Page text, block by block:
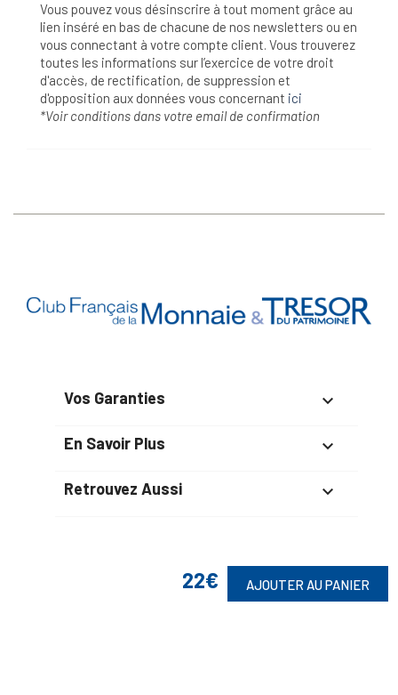
22€ AJOUTER AU PANIER
Vous pouvez vous désinscrire à tout moment grâce au
lien inséré en bas de chacune de nos newsletters ou en
vous connectant à votre compte client. Vous trouverez
toutes les informations sur l’exercice de votre droit
d'accès, de rectification, de suppression et
d'opposition aux données vous concernant ici
*Voir conditions dans votre email de confirmation
Vos Garanties 
En Savoir Plus 
Retrouvez Aussi 
Suivez-Nous